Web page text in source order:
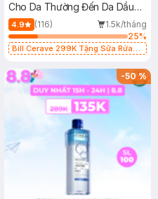
Cho Da Thường Đến Da Dầu
473ml
4.9 (116)
1.5k/tháng
25%
Bill Cerave 299K Tặng Sữa Rửa
-50%